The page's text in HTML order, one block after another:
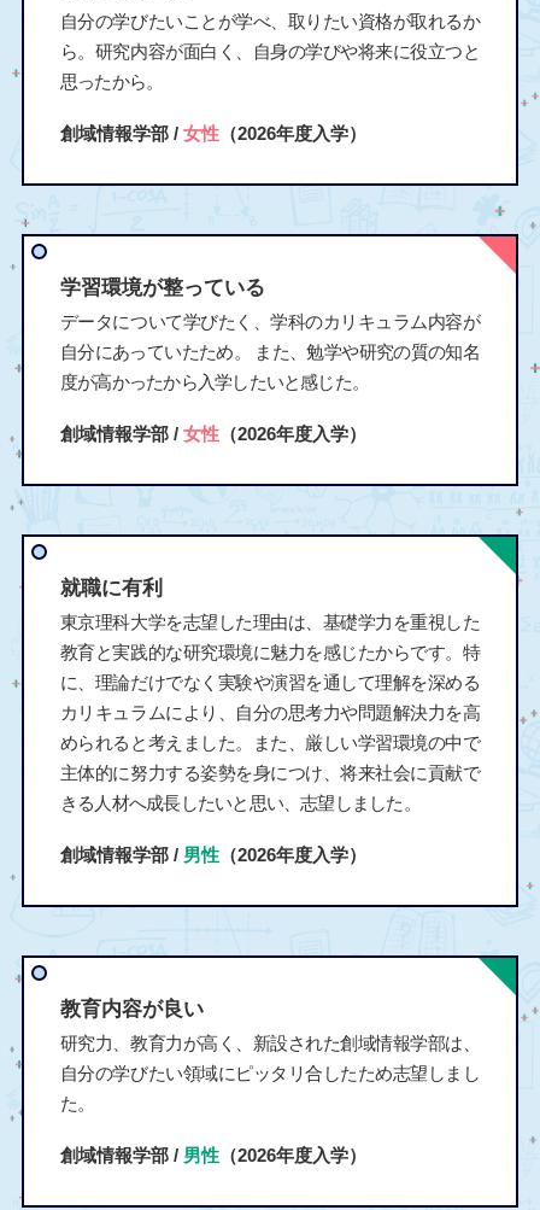
自分の学びたいことが学べ、取りたい資格が取れるか
ら。研究内容が面白く、自身の学びや将来に役立つと
思ったから。
創域情報学部 / 女性（2026年度入学）
学習環境が整っている
データについて学びたく、学科のカリキュラム内容が
自分にあっていたため。 また、勉学や研究の質の知名
度が高かったから入学したいと感じた。
創域情報学部 / 女性（2026年度入学）
就職に有利
東京理科大学を志望した理由は、基礎学力を重視した
教育と実践的な研究環境に魅力を感じたからです。特
に、理論だけでなく実験や演習を通して理解を深める
カリキュラムにより、自分の思考力や問題解決力を高
められると考えました。また、厳しい学習環境の中で
主体的に努力する姿勢を身につけ、将来社会に貢献で
きる人材へ成長したいと思い、志望しました。
創域情報学部 / 男性（2026年度入学）
教育内容が良い
研究力、教育力が高く、新設された創域情報学部は、
自分の学びたい領域にピッタリ合したため志望しまし
た。
創域情報学部 / 男性（2026年度入学）